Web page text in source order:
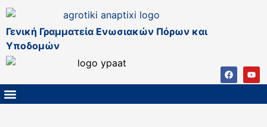
Γενική Γραμματεία Ενωσιακών Πόρων και
Υποδομών